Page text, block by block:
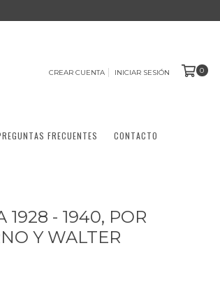
CREAR CUENTA INICIAR SESIÓN 0
FRECUENTES CONTACTO
1928 - 1940, POR
Y WALTER